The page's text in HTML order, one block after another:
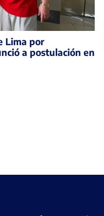
Lima por
a postulación en